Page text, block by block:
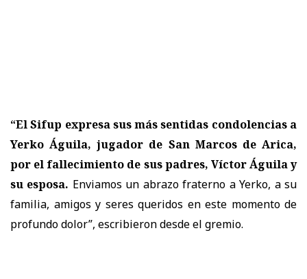
“El Sifup expresa sus más sentidas condolencias a
Yerko Águila, jugador de San Marcos de Arica,
por el fallecimiento de sus padres, Víctor Águila y
su esposa. Enviamos un abrazo fraterno a Yerko, a su
familia, amigos y seres queridos en este momento de
profundo dolor”, escribieron desde el gremio.